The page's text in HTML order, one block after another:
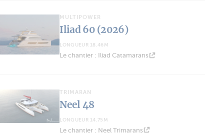
MULTIPOWER
Iliad 60 (2026)
LONGUEUR 18.46M
Le chantier : Iliad Catamarans
TRIMARAN
Neel 48
LONGUEUR 14.75M
Le chantier : Neel Trimarans